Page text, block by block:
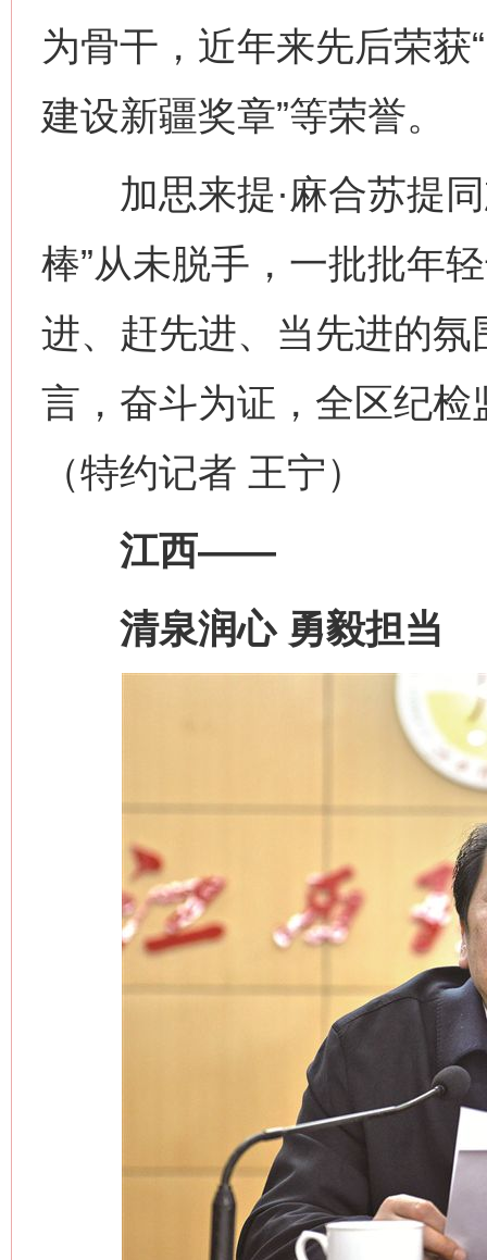
为骨干，近年来先后荣获
建设新疆奖章”等荣誉。
加思来提·麻合苏提同
棒”从未脱手，一批批年
进、赶先进、当先进的
言，奋斗为证，全区纪
（特约记者 王宁）
江西——
清泉润心 勇毅担当